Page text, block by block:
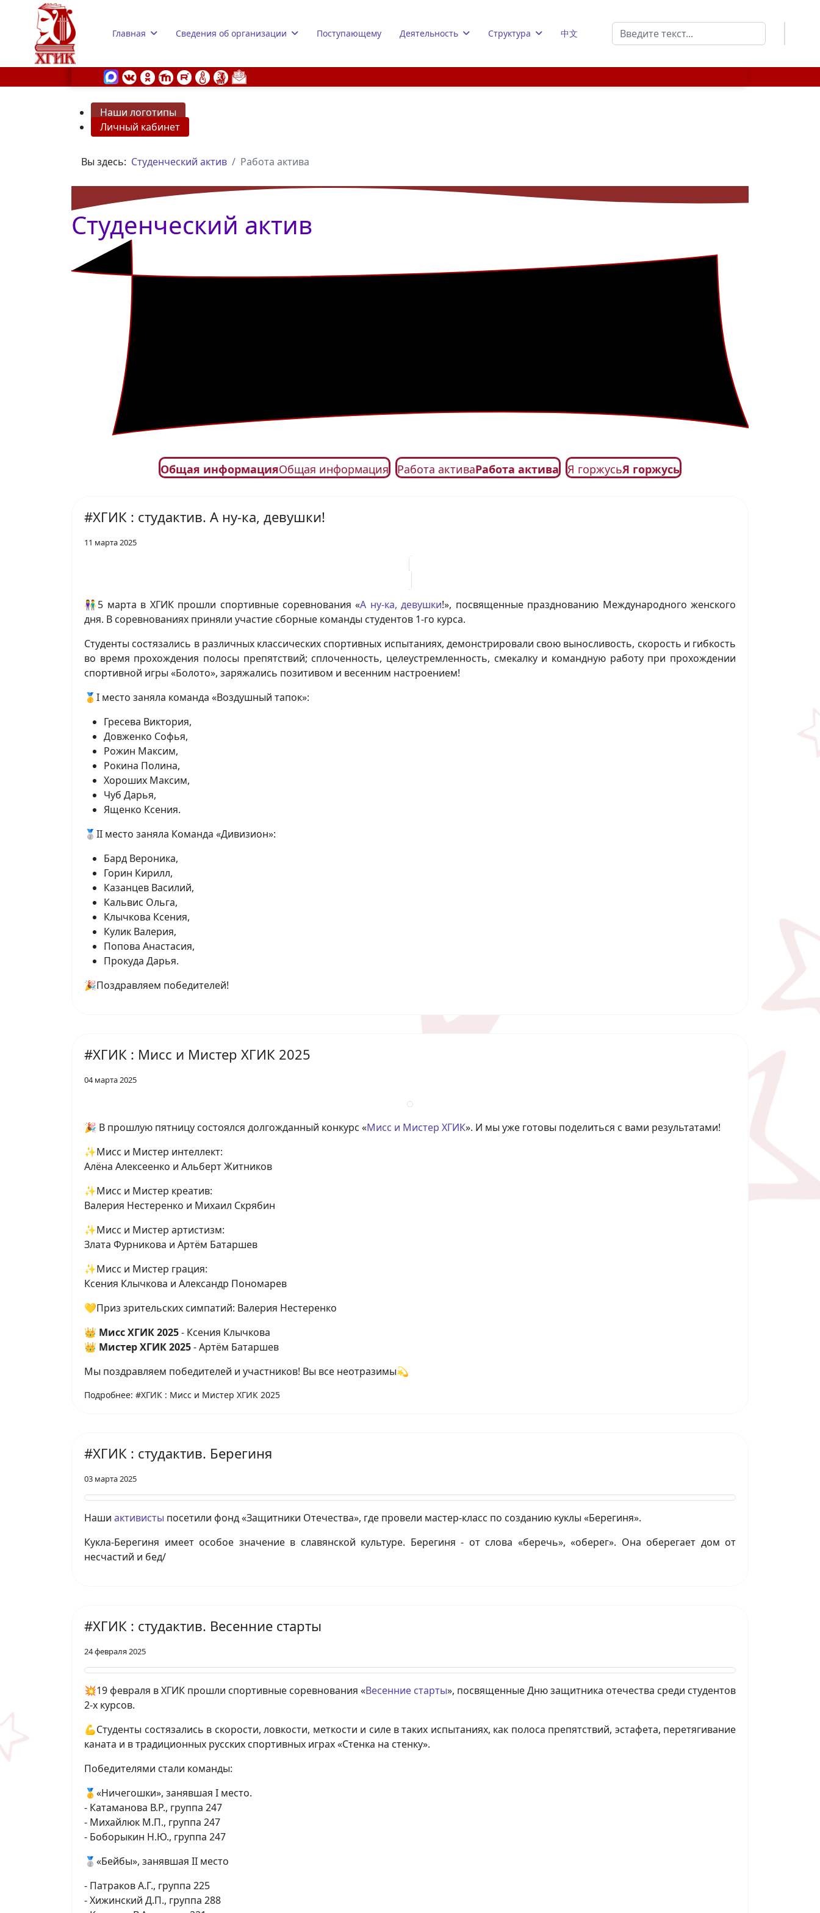
Главная Сведения об организации Поступающему Деятельность Структура 中文
Поиск
Наши логотипы
Личный кабинет
Вы здесь: Студенческий актив Работа актива
Студенческий актив
Общая информацияОбщая информация Работа активаРабота актива Я горжусьЯ горжусь
#ХГИК : студактив. А ну-ка, девушки!
11 марта 2025
👫5 марта в ХГИК прошли спортивные соревнования «А ну-ка, девушки!», посвященные празднованию Международного женского
дня. В соревнованиях приняли участие сборные команды студентов 1-го курса.
Студенты состязались в различных классических спортивных испытаниях, демонстрировали свою выносливость, скорость и гибкость
во время прохождения полосы препятствий; сплоченность, целеустремленность, смекалку и командную работу при прохождении
спортивной игры «Болото», заряжались позитивом и весенним настроением!
🥇I место заняла команда «Воздушный тапок»:
Гресева Виктория,
Довженко Софья,
Рожин Максим,
Рокина Полина,
Хороших Максим,
Чуб Дарья,
Ященко Ксения.
🥈II место заняла Команда «Дивизион»:
Бард Вероника,
Горин Кирилл,
Казанцев Василий,
Кальвис Ольга,
Клычкова Ксения,
Кулик Валерия,
Попова Анастасия,
Прокуда Дарья.
🎉Поздравляем победителей!
#ХГИК : Мисс и Мистер ХГИК 2025
04 марта 2025
🎉 В прошлую пятницу состоялся долгожданный конкурс «Мисс и Мистер ХГИК». И мы уже готовы поделиться с вами результатами!
✨Мисс и Мистер интеллект:
Алёна Алексеенко и Альберт Житников
✨Мисс и Мистер креатив:
Валерия Нестеренко и Михаил Скрябин
✨Мисс и Мистер артистизм:
Злата Фурникова и Артём Батаршев
✨Мисс и Мистер грация:
Ксения Клычкова и Александр Пономарев
💛Приз зрительских симпатий: Валерия Нестеренко
👑 Мисс ХГИК 2025- Ксения Клычкова
👑 Мистер ХГИК 2025- Артём Батаршев
Мы поздравляем победителей и участников! Вы все неотразимы💫
Подробнее: #ХГИК : Мисс и Мистер ХГИК 2025
#ХГИК : студактив. Берегиня
03 марта 2025
Наши активисты посетили фонд «Защитники Отечества», где провели мастер-класс по созданию куклы «Берегиня».
Кукла-Берегиня имеет особое значение в славянской культуре. Берегиня - от слова «беречь», «оберег». Она оберегает дом от
несчастий и бед/
#ХГИК : студактив. Весенние старты
24 февраля 2025
💥19 февраля в ХГИК прошли спортивные соревнования «Весенние старты», посвященные Дню защитника отечества среди студентов
2-х курсов.
💪Студенты состязались в скорости, ловкости, меткости и силе в таких испытаниях, как полоса препятствий, эстафета, перетягивание
каната и в традиционных русских спортивных играх «Стенка на стенку».
Победителями стали команды:
🥇«Ничегошки», занявшая I место.
- Катаманова В.Р., группа 247
- Михайлюк М.П., группа 247
- Боборыкин Н.Ю., группа 247
🥈«Бейбы», занявшая II место
- Патраков А.Г., группа 225
- Хижинский Д.П., группа 288